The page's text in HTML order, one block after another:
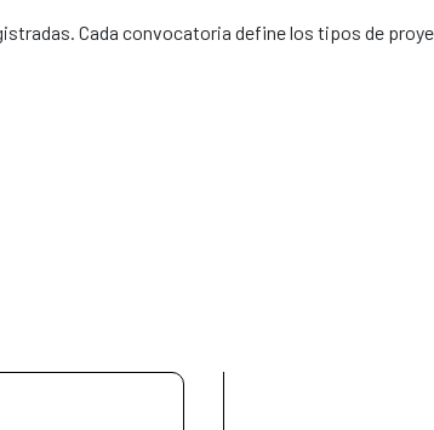
Cada convocatoria define los tipos de